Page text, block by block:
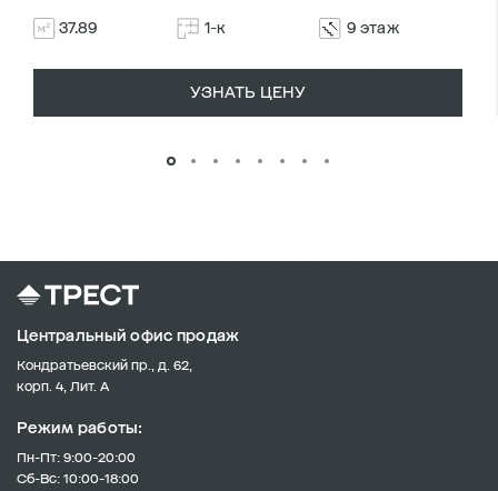
37.89 1-к 9 этаж
УЗНАТЬ ЦЕНУ
Центральный офис продаж
Кондратьевский пр., д. 62,
корп. 4, Лит. А
Режим работы:
Пн-Пт: 9:00-20:00
Сб-Вс: 10:00-18:00